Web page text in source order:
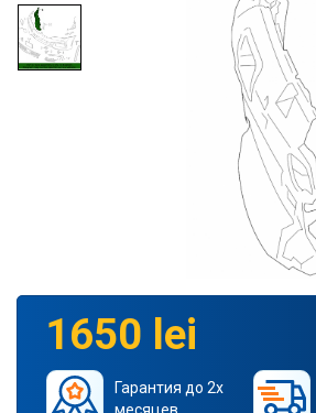
1650 lei
Гарантия до 2х
месяцев